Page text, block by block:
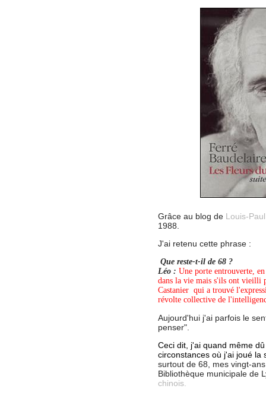
Grâce au blog de Louis-
1988.
J'ai retenu cette phrase :
Que reste-t-il de 68 ?
Léo : Une porte entrouverte,
dans la vie mais s'ils ont vieilli
Castanier qui a trouvé
révolte collective de
Aujourd'hui j'ai parfois le
penser".
Ceci dit, j'ai quand même
circonstances où j'ai joué la
surtout de 68, mes vingt-
Bibliothèque municipale de
chinois.